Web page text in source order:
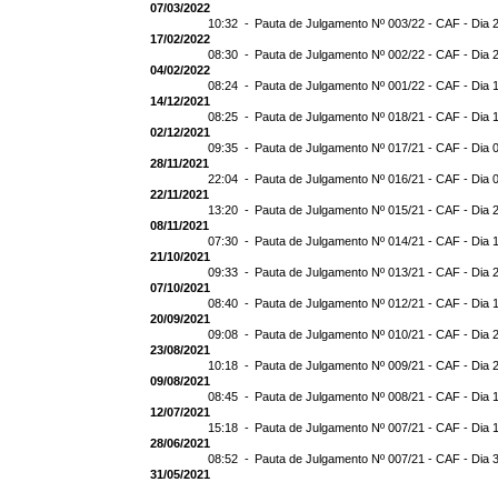
07/03/2022
10:32 - Pauta de Julgamento Nº 003/22 - CAF - Dia
17/02/2022
08:30 - Pauta de Julgamento Nº 002/22 - CAF - Dia
04/02/2022
08:24 - Pauta de Julgamento Nº 001/22 - CAF - Dia
14/12/2021
08:25 - Pauta de Julgamento Nº 018/21 - CAF - Dia
02/12/2021
09:35 - Pauta de Julgamento Nº 017/21 - CAF - Dia
28/11/2021
22:04 - Pauta de Julgamento Nº 016/21 - CAF - Dia
22/11/2021
13:20 - Pauta de Julgamento Nº 015/21 - CAF - Dia
08/11/2021
07:30 - Pauta de Julgamento Nº 014/21 - CAF - Dia
21/10/2021
09:33 - Pauta de Julgamento Nº 013/21 - CAF - Dia
07/10/2021
08:40 - Pauta de Julgamento Nº 012/21 - CAF - Dia
20/09/2021
09:08 - Pauta de Julgamento Nº 010/21 - CAF - Dia
23/08/2021
10:18 - Pauta de Julgamento Nº 009/21 - CAF - Dia
09/08/2021
08:45 - Pauta de Julgamento Nº 008/21 - CAF - Dia
12/07/2021
15:18 - Pauta de Julgamento Nº 007/21 - CAF - Dia
28/06/2021
08:52 - Pauta de Julgamento Nº 007/21 - CAF - Dia
31/05/2021